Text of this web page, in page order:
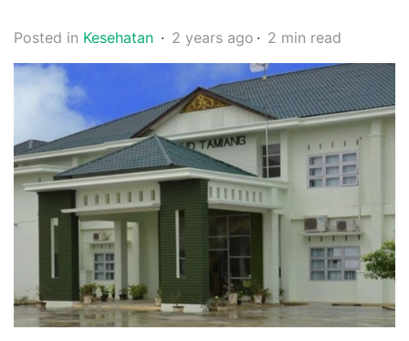
Posted in Kesehatan 2 years ago 2 min read